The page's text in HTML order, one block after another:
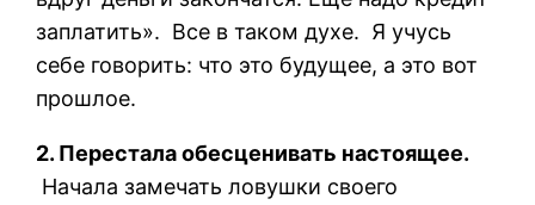
заплатить». Все в таком духе. Я учусь
себе говорить: что это будущее, а это вот
прошлое.
2. Перестала обесценивать настоящее.
Начала замечать ловушки своего